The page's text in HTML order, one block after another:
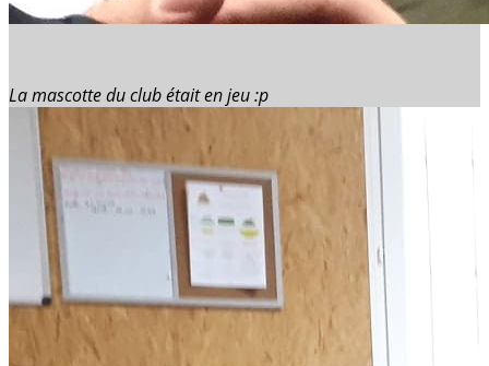
La mascotte du club était en jeu :p